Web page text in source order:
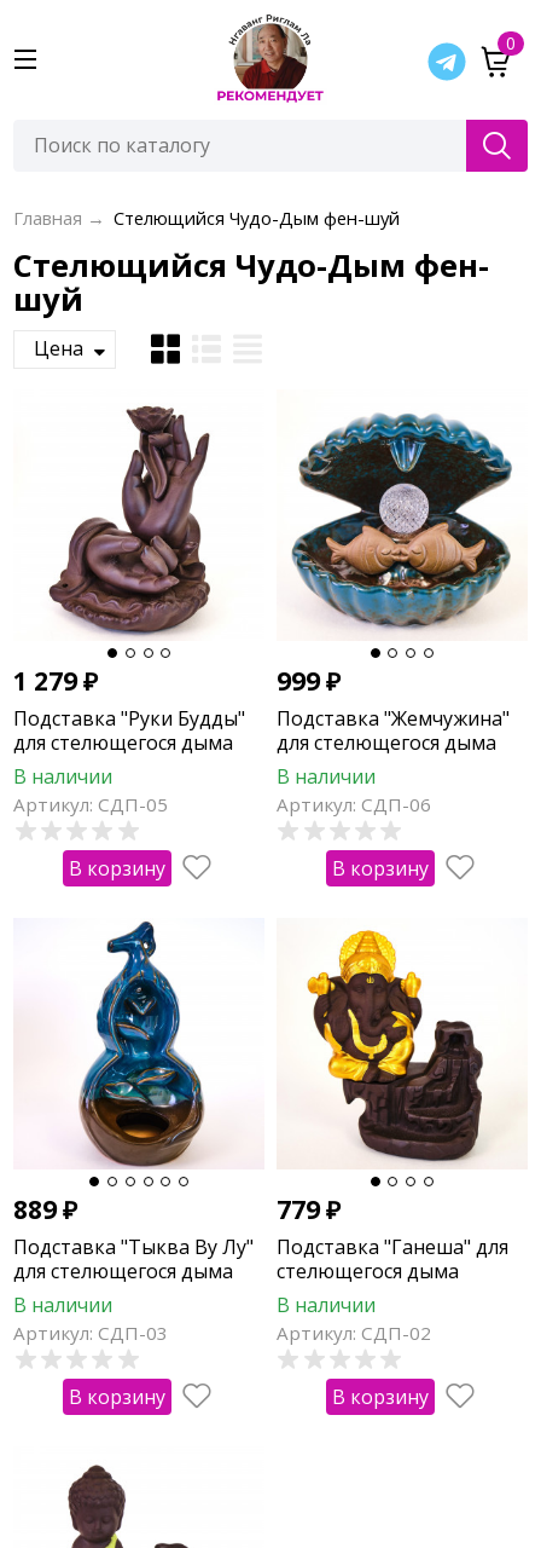
0
Главная → Стелющийся Чудо-Дым фен-шуй
Стелющийся Чудо-Дым фен-
шуй
Цена
1 279₽
Подставка "Руки Будды"
для стелющегося дыма
В наличии
Артикул: СДП-05
В корзину
999₽
Подставка "Жемчужина"
для стелющегося дыма
В наличии
Артикул: СДП-06
В корзину
889₽
Подставка "Тыква Ву Лу"
для стелющегося дыма
В наличии
Артикул: СДП-03
В корзину
779₽
Подставка "Ганеша" для
стелющегося дыма
В наличии
Артикул: СДП-02
В корзину